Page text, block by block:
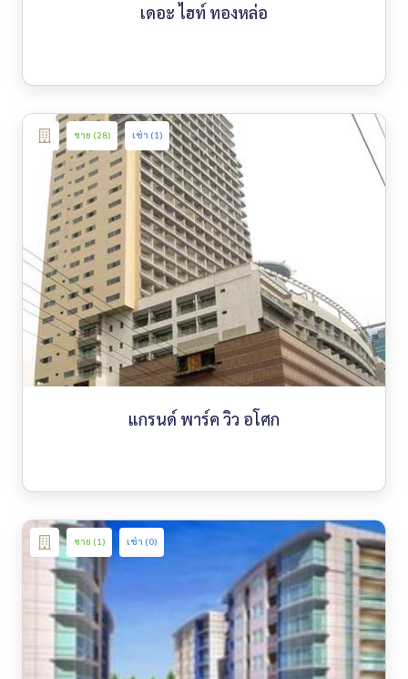
เดอะ ไฮท์ ทองหล่อ
ขาย (28) เช่า (1)
แกรนด์ พาร์ค วิว อโศก
ขาย (1) เช่า (0)